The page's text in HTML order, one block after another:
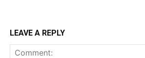
LEAVE A REPLY